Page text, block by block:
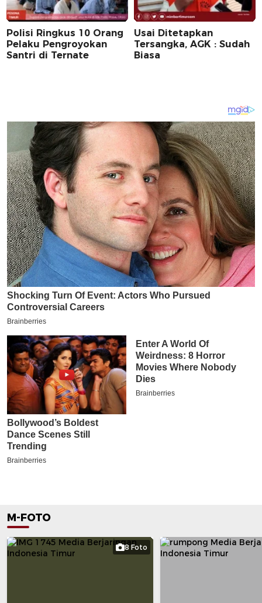
Polisi Ringkus 10 Orang
Pelaku Pengroyokan
Santri di Ternate
Usai Ditetapkan
Tersangka, AGK : Sudah
Biasa
M-FOTO
8 Foto